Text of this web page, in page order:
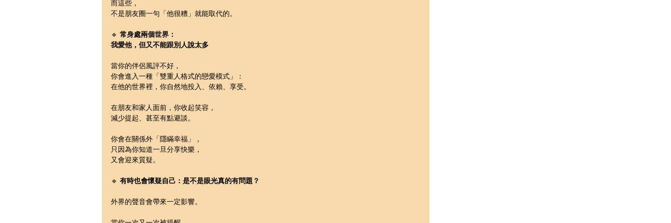
而這些，
不是朋友圈一句「他很糟」就能取代的。
🔹 常身處兩個世界：
我愛他，但又不能跟別人說太多
當你的伴侶風評不好，
你會進入一種「雙重人格式的戀愛模式」：
在他的世界裡，你自然地投入、依賴、享受。
在朋友和家人面前，你收起笑容，
減少提起、甚至有點避談。
你會在關係外「隱瞞幸福」，
只因為你知道一旦分享快樂，
又會迎來質疑。
🔹 有時也會懷疑自己：是不是眼光真的有問題？
外界的聲音會帶來一定影響。